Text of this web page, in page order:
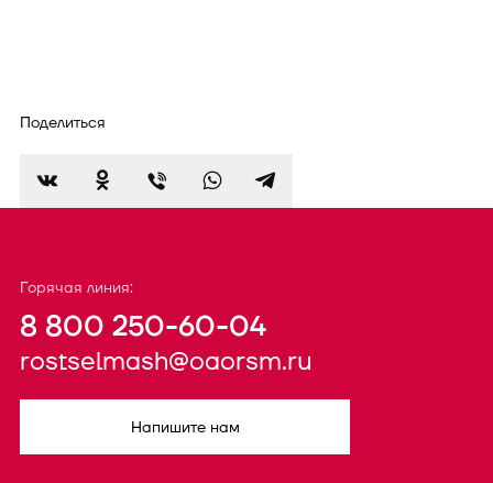
Поделиться
Горячая линия:
8 800 250-60-04
rostselmash@oaorsm.ru
Напишите нам